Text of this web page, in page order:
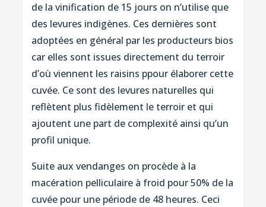
de la vinification de 15 jours on n’utilise que
des levures indigènes. Ces dernières sont
adoptées en général par les producteurs bios
car elles sont issues directement du terroir
d’où viennent les raisins ppour élaborer cette
cuvée. Ce sont des levures naturelles qui
reflètent plus fidèlement le terroir et qui
ajoutent une part de complexité ainsi qu’un
profil unique.
Suite aux vendanges on procède à la
macération pelliculaire à froid pour 50% de la
cuvée pour une période de 48 heures. Ceci